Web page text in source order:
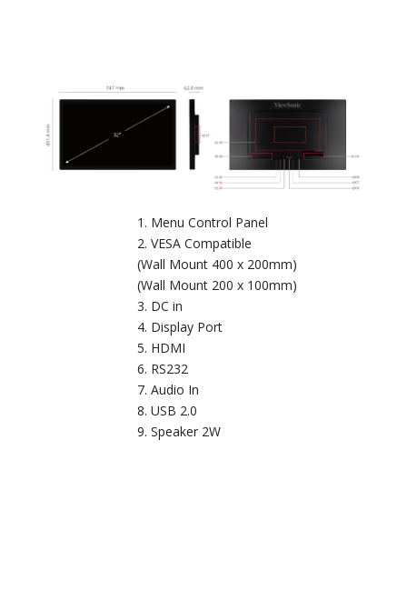
Menu Control Panel
VESA Compatible
(Wall Mount 400 x 200mm)
(Wall Mount 200 x 100mm)
DC in
Display Port
HDMI
RS232
Audio In
USB 2.0
Speaker 2W